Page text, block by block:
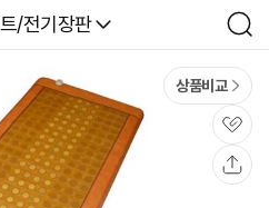
/전기장판
검
색
상품비교
관
심